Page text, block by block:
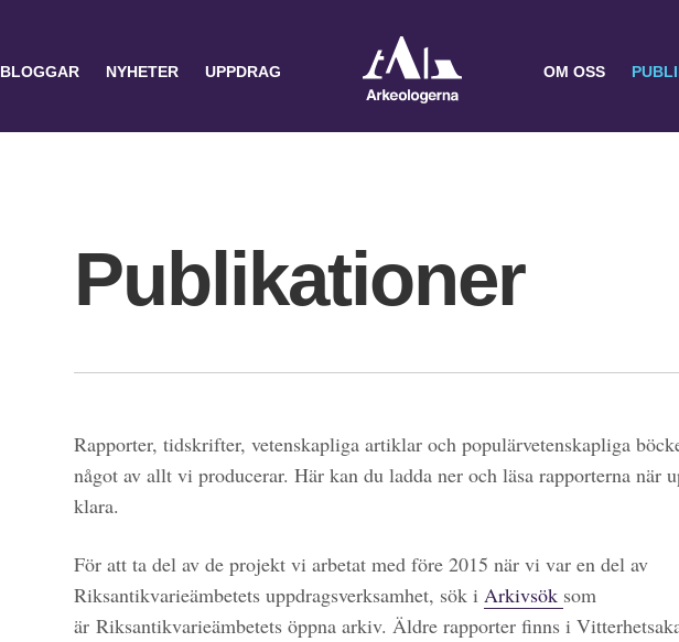
BLOGGAR NYHETER UPPDRAG OM OSS
Publikationer
Rapporter, tidskrifter, vetenskapliga artiklar och populärvetenskapliga
något av allt vi producerar. Här kan du ladda ner och läsa rapporterna när
klara.
För att ta del av de projekt vi arbetat med före 2015 när vi var en del av
Riksantikvarieämbetets uppdragsverksamhet, sök i Arkivsök som
är Riksantikvarieämbetets öppna arkiv. Äldre rapporter finns i